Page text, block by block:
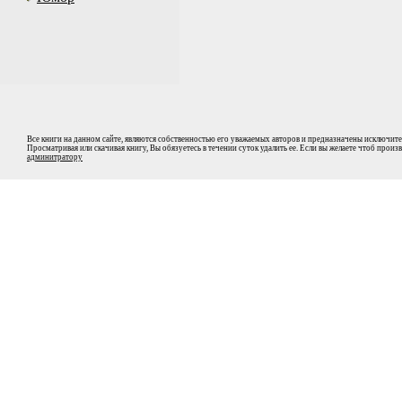
Все книги на данном сайте, являются собственностью его уважаемых авторов и предназначены
Просматривая или скачивая книгу, Вы обязуетесь в течении суток удалить ее. Если вы желаете чтоб
админитратору